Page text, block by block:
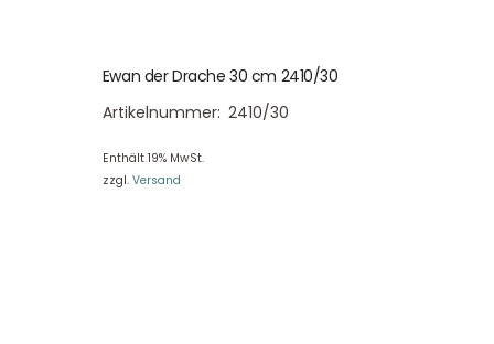
Ewan der Drache 30 cm 2410/30
Artikelnummer: 2410/30
Enthält 19% MwSt.
zzgl. Versand